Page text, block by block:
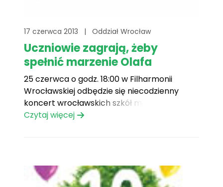
17 czerwca 2013 | Oddział Wrocław
Uczniowie zagrają, żeby
spełnić marzenie Olafa
25 czerwca o godz. 18:00 w Filharmonii
Wrocławskiej odbędzie się niecodzienny
koncert wrocławskich szkół muzycznych
połączony z wystawą prac malarskich.
Mam Marzenie. Uczniowie z wrocławskich
szkół muzycznych zagrają dla trzyletniego
Czytaj więcej